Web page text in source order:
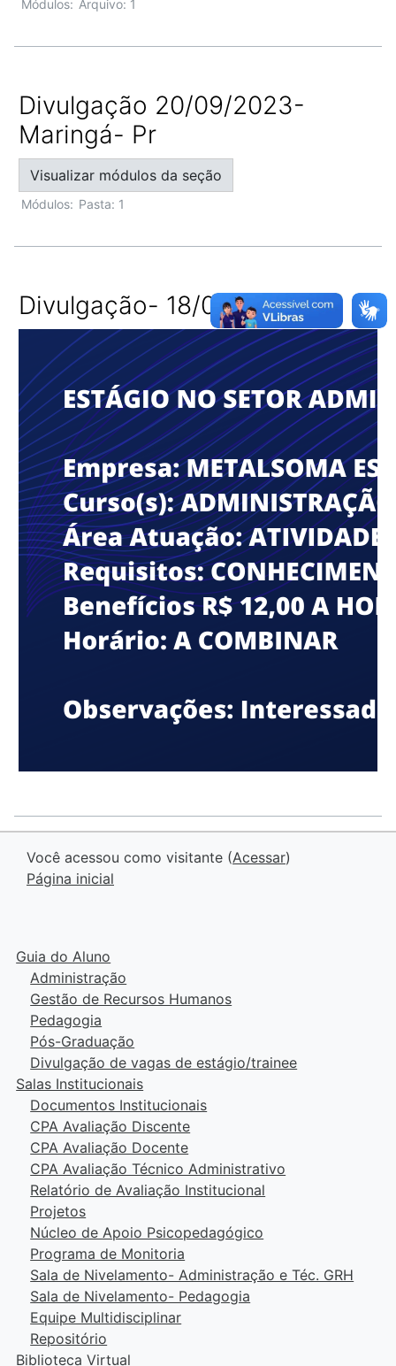
Módulos: Arquivo: 1
Divulgação 20/09/2023-
Maringá- Pr
Visualizar módulos da seção
Módulos: Pasta: 1
Divulgação- 18/09/2023
Você acessou como visitante (Acessar)
Página inicial
Guia do Aluno
Administração
Gestão de Recursos Humanos
Pedagogia
Pós-Graduação
Divulgação de vagas de estágio/trainee
Salas Institucionais
Documentos Institucionais
CPA Avaliação Discente
CPA Avaliação Docente
CPA Avaliação Técnico Administrativo
Relatório de Avaliação Institucional
Projetos
Núcleo de Apoio Psicopedagógico
Programa de Monitoria
Sala de Nivelamento- Administração e Téc. GRH
Sala de Nivelamento- Pedagogia
Equipe Multidisciplinar
Repositório
Biblioteca Virtual